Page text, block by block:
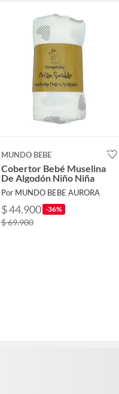
MUNDO BEBE
Cobertor Bebé Muselina
De Algodón Niño Niña
Por MUNDO BEBE AURORA
$ 44.900 -36%
$ 69.900